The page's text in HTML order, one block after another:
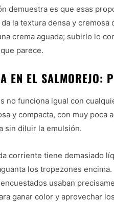
demuestra es que esas
la textura densa y
crema aguada; subirlo lo
parece.
EN EL
no funciona igual con
y compacta, con muy
sin diluir la emulsión.
corriente tiene demasiado
los tropezones
usaban
ganar color y aprovechar